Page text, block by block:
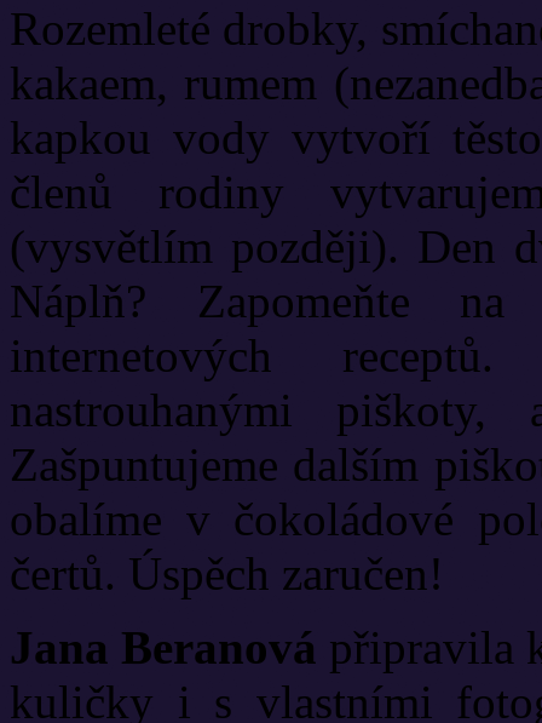
Rozemleté drobky,
kakaem, rumem
kapkou vody vytvoří
členů rodiny
(vysvětlím později). Den
Náplň? Zapomeňte
internetových
nastrouhanými
Zašpuntujeme dalším
obalíme v čokoládové
čertů. Úspěch zaručen!
Jana Beranová připravila
kuličky i s vlastními